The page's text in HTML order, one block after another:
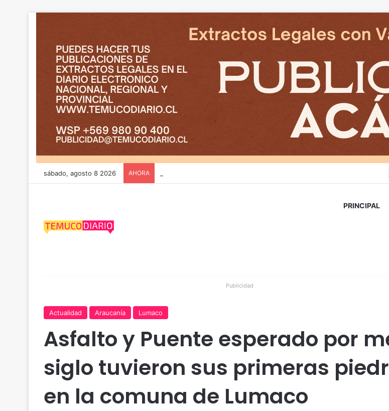
sábado, agosto 8 2026 AHORA
PRINCIPAL
Publicidad
Actualidad Araucanía Lumaco
Asfalto y Puente esperado por
siglo tuvieron sus primeras
en la comuna de Lumaco